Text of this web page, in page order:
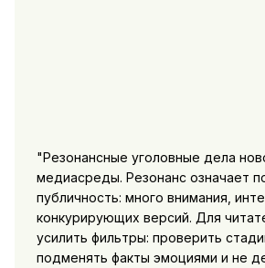
"Резонансные уголовные дела
медиасреды. Резонанс означает
публичность: много внимания,
конкурирующих версий. Для
усилить фильтры: проверить
подменять факты эмоциями и не